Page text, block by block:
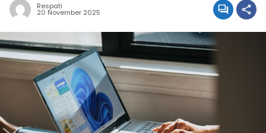
Respati
20 November 2025